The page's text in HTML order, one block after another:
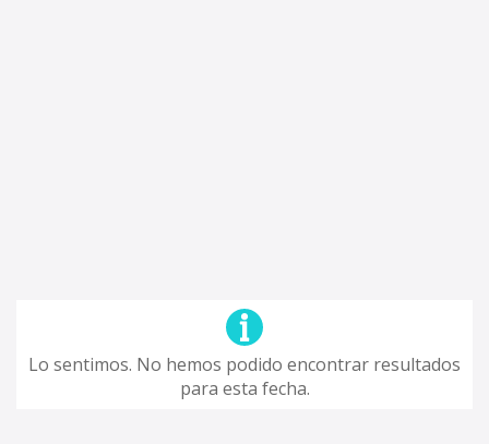
Lo sentimos. No hemos podido encontrar resultados
para esta fecha.